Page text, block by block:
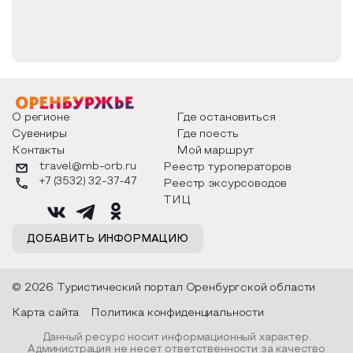
В 1990-х годах началась нормализация
деятельности католической церкви в России. В
1993 году был вновь зарегистрирован
католический приход, в 1994 году здание церкви,
доведённое до катастрофического состояния,
было передано приходу. Масштабные
реставрационные работы продолжались свыше
лет после первого освящения храм Божией
приходе работают священники из ордена
редемптористов.
О регионе
Где остановиться
Сувениры
Где поесть
Контакты
Мой маршрут
ДОБАВИТЬ ИНФОРМАЦИЮ
travel@mb-orb.ru
+7 (3532) 32-37-47
Реестр туроператоров
Реестр эксурсоводов
ТИЦ
© 2026 Туристический портал Оренбургской области
Карта сайта Политика конфиденциальности
Данный ресурс носит информационный характер.
Администрация не несет ответственности за качество